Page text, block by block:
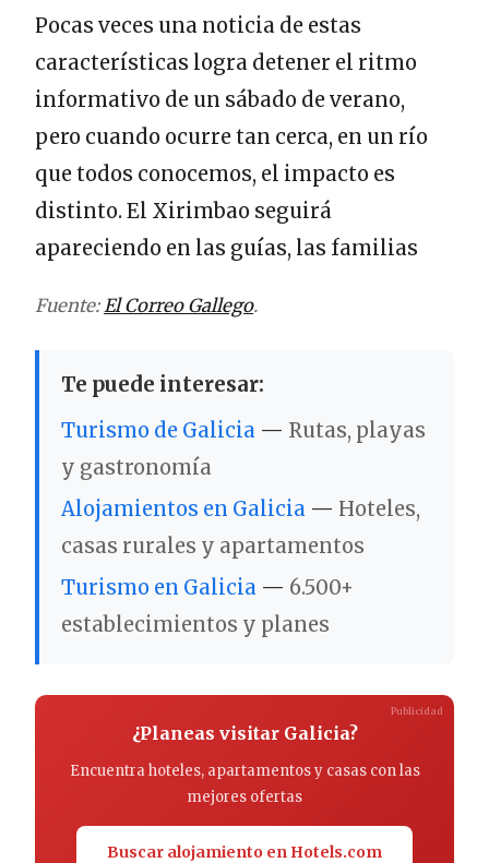
Pocas veces una noticia de estas
características logra detener el ritmo
informativo de un sábado de verano,
pero cuando ocurre tan cerca, en un río
que todos conocemos, el impacto es
distinto. El Xirimbao seguirá
apareciendo en las guías, las familias
Fuente:El Correo Gallego.
Te puede interesar:
Turismo de Galicia — Rutas, playas
y gastronomía
Alojamientos en Galicia — Hoteles,
casas rurales y apartamentos
Turismo en Galicia — 6.500+
establecimientos y planes
¿Planeas visitar Galicia?
Encuentra hoteles, apartamentos y casas con las
mejores ofertas
Buscar alojamiento en Hotels.com
Publicidad